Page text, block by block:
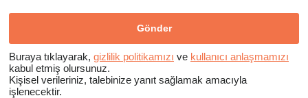
Buraya tıklayarak, gizlilik politikamızı ve kullanıcı anlaşmamızı
kabul etmiş olursunuz.
Kişisel verileriniz, talebinize yanıt sağlamak amacıyla
işlenecektir.